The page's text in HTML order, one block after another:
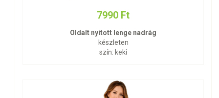
7990 Ft
Oldalt nyitott lenge nadrág
készleten
szín: keki